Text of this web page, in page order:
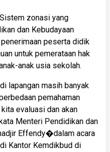
zonasi yang
dan Kebudayaan
peserta didik
untuk pemerataan hak
anak usia sekolah.
lapangan masih banyak
pemahaman
evaluasi dan akan
Menteri Pendidikan dan
Effendy�dalam acara
Kantor Kemdikbud di